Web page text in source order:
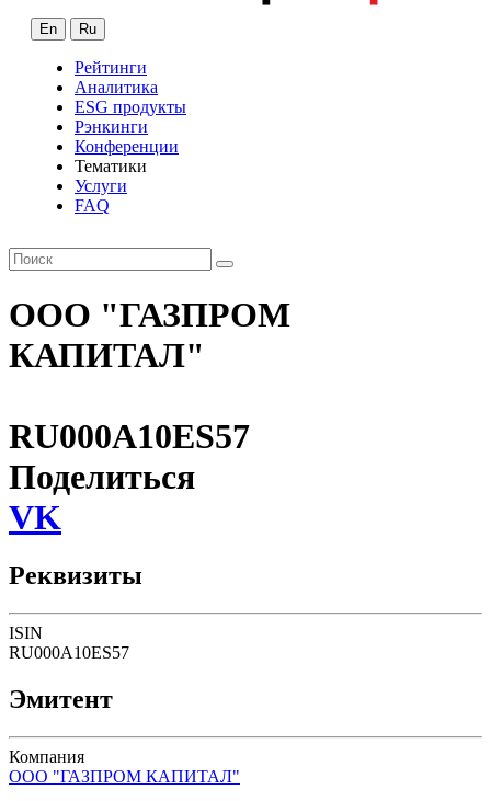
En Ru
Рейтинги
Аналитика
ESG продукты
Рэнкинги
Конференции
Тематики
Услуги
FAQ
ООО "ГАЗПРОМ
КАПИТАЛ"
RU000A10ES57
Поделиться
VK
Реквизиты
ISIN
RU000A10ES57
Эмитент
Компания
ООО "ГАЗПРОМ КАПИТАЛ"